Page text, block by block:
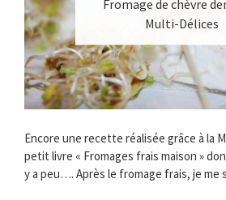
Fromage de chèvre
Multi-Délices
Encore une recette réalisée grâce à la
petit livre « Fromages frais maison »
y a peu…. Après le fromage frais, je